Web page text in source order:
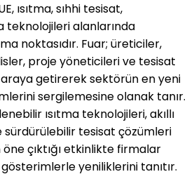
ısıtma, sıhhi tesisat,
teknolojileri alanlarında
noktasıdır. Fuar; üreticiler,
proje yöneticileri ve tesisat
getirerek sektörün en yeni
sergilemesine olanak tanır.
ısıtma teknolojileri, akıllı
sürdürülebilir tesisat çözümleri
çıktığı etkinlikte firmalar
yeniliklerini tanıtır.